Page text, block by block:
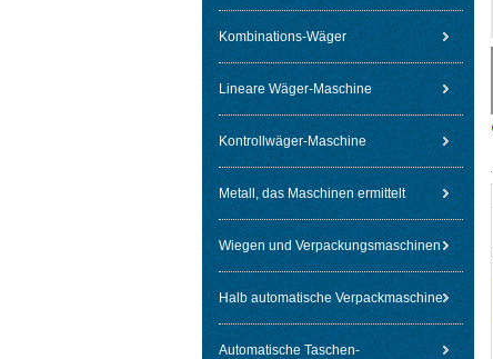
Kombinations-Wäger
Lineare Wäger-Maschine
Kontrollwäger-Maschine
Metall, das Maschinen ermittelt
Wiegen und Verpackungsmaschinen
Halb automatische Verpackmaschine
Automatische Taschen-